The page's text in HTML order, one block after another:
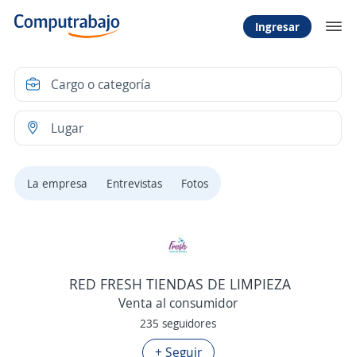
Ingresar
La empresa Entrevistas Fotos
RED FRESH TIENDAS DE LIMPIEZA
Venta al consumidor
235 seguidores
+ Seguir